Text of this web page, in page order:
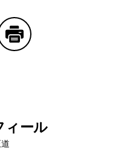
で共有する
ィール